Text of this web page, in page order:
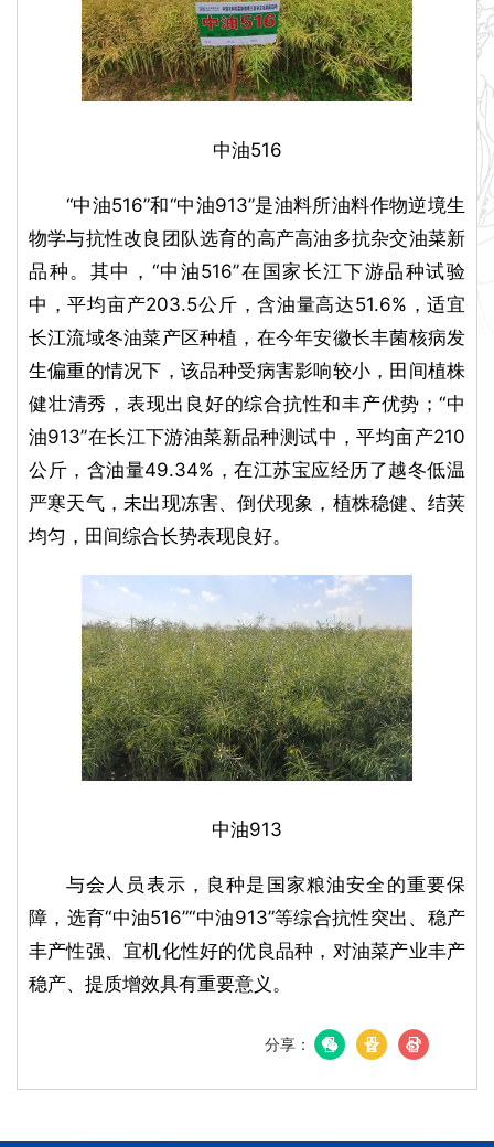
中油516
“中油516”和“中油913”是油料所油料作物逆境生
物学与抗性改良团队选育的高产高油多抗杂交油菜新
品种。其中，“中油516”在国家长江下游品种试验
中，平均亩产203.5公斤，含油量高达51.6%，适宜
长江流域冬油菜产区种植，在今年安徽长丰菌核病发
生偏重的情况下，该品种受病害影响较小，田间植株
健壮清秀，表现出良好的综合抗性和丰产优势；“中
油913”在长江下游油菜新品种测试中，平均亩产210
公斤，含油量49.34%，在江苏宝应经历了越冬低温
严寒天气，未出现冻害、倒伏现象，植株稳健、结荚
均匀，田间综合长势表现良好。
中油913
与会人员表示，良种是国家粮油安全的重要保
障，选育“中油516”“中油913”等综合抗性突出、稳产
丰产性强、宜机化性好的优良品种，对油菜产业丰产
稳产、提质增效具有重要意义。
分享：